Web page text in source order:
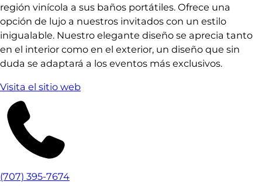
región vinícola a sus baños portátiles. Ofrece una
opción de lujo a nuestros invitados con un estilo
inigualable. Nuestro elegante diseño se aprecia tanto
en el interior como en el exterior, un diseño que sin
duda se adaptará a los eventos más exclusivos.
Visita el sitio web
(707) 395-7674